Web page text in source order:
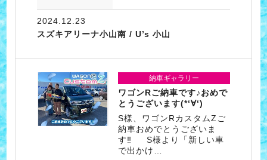
2024.12.23
スズキアリーナ小山南 / U’s 小山
納車ギャラリー
ワゴンRご納車です♪おめで
とうございます(*‘∀‘)
S様、ワゴンRカスタムZご
納車おめでとうございま
す‼ S様より「新しい車
で出かけ…